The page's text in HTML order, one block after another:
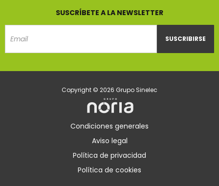
SUSCRÍBETE A LA NEWSLETTER
SUSCRIBIRSE
Copyright © 2026 Grupo Sinelec
Condiciones generales
Aviso legal
Política de privacidad
Política de cookies